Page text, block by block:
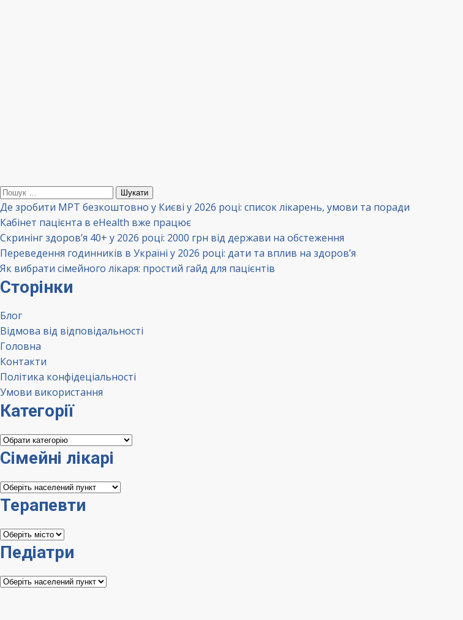
Пошук:
Де зробити МРТ безкоштовно у Києві у 2026 році: список лікарень, умови та поради
Кабінет пацієнта в eHealth вже працює
Скринінг здоров’я 40+ у 2026 році: 2000 грн від держави на обстеження
Переведення годинників в Україні у 2026 році: дати та вплив на здоров’я
Як вибрати сімейного лікаря: простий гайд для пацієнтів
Сторінки
Блог
Відмова від відповідальності
Головна
Контакти
Політика конфідеціальності
Умови використання
Категорії
Категорії
Сімейні лікарі
Сімейні
лікарі
Терапевти
Терапевти
Педіатри
Педіатри